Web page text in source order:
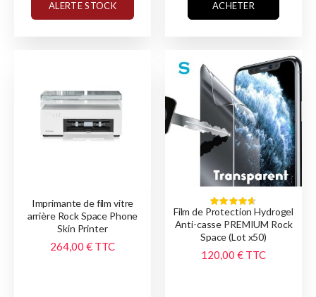
ALERTE STOCK ACHETER
Imprimante de film vitre
arrière Rock Space Phone
Skin Printer
264,00 € TTC
Classement:
93%
Film de Protection Hydrogel
Anti-casse PREMIUM Rock
Space (Lot x50)
120,00 € TTC